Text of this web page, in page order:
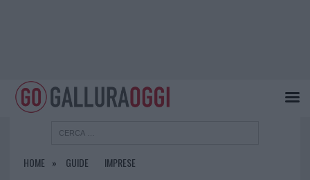
HOME GUIDE IMPRESE